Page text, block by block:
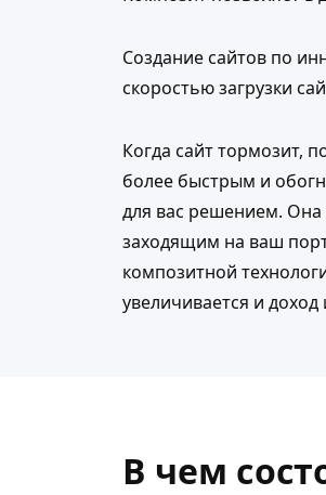
Создание сайтов по
скоростью загрузки
Когда сайт тормозит,
более быстрым и
для вас решением. Она
заходящим на ваш
композитной
увеличивается и доход
В чем